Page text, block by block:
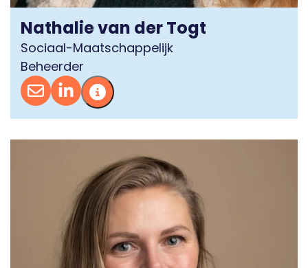
Nathalie van der Togt
Sociaal-Maatschappelijk
Beheerder